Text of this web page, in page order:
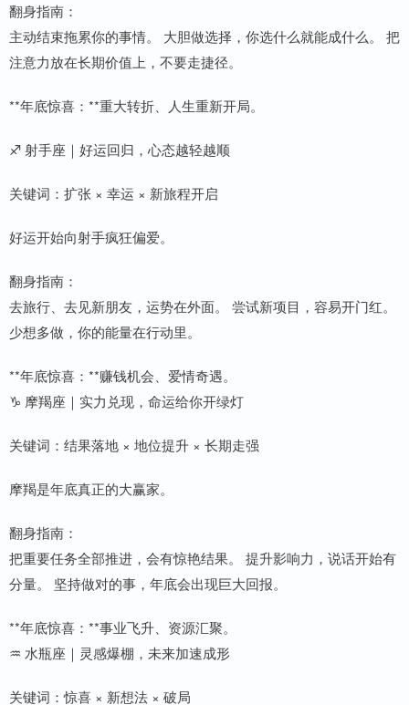
翻身指南：
主动结束拖累你的事情。 大胆做选择，你选什么就能成什么。 把
注意力放在长期价值上，不要走捷径。
**年底惊喜：**重大转折、人生重新开局。
♐ 射手座｜好运回归，心态越轻越顺
关键词：扩张 × 幸运 × 新旅程开启
好运开始向射手疯狂偏爱。
翻身指南：
去旅行、去见新朋友，运势在外面。 尝试新项目，容易开门红。
少想多做，你的能量在行动里。
**年底惊喜：**赚钱机会、爱情奇遇。
♑ 摩羯座｜实力兑现，命运给你开绿灯
关键词：结果落地 × 地位提升 × 长期走强
摩羯是年底真正的大赢家。
翻身指南：
把重要任务全部推进，会有惊艳结果。 提升影响力，说话开始有
分量。 坚持做对的事，年底会出现巨大回报。
**年底惊喜：**事业飞升、资源汇聚。
♒ 水瓶座｜灵感爆棚，未来加速成形
关键词：惊喜 × 新想法 × 破局